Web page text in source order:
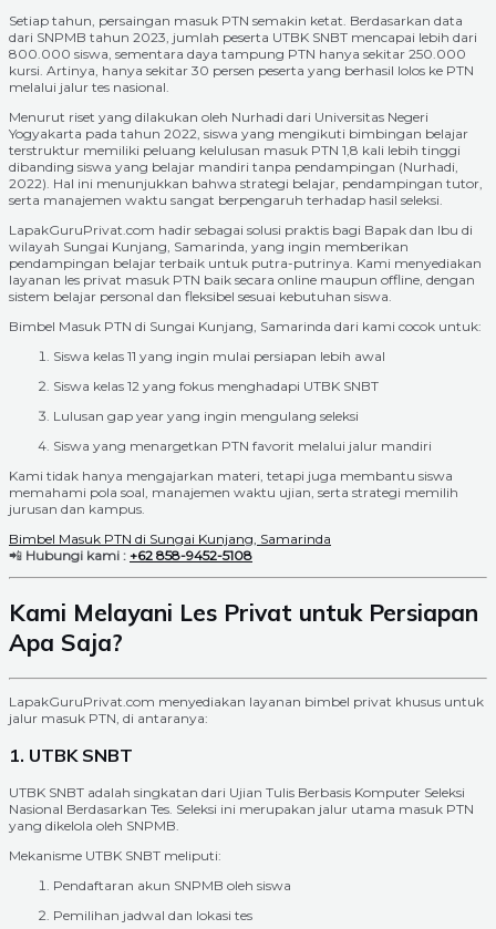
Setiap tahun, persaingan masuk PTN semakin ketat. Berdasarkan data
dari SNPMB tahun 2023, jumlah peserta UTBK SNBT mencapai lebih dari
800.000 siswa, sementara daya tampung PTN hanya sekitar 250.000
kursi. Artinya, hanya sekitar 30 persen peserta yang berhasil lolos ke PTN
melalui jalur tes nasional.
Menurut riset yang dilakukan oleh Nurhadi dari Universitas Negeri
Yogyakarta pada tahun 2022, siswa yang mengikuti bimbingan belajar
terstruktur memiliki peluang kelulusan masuk PTN 1,8 kali lebih tinggi
dibanding siswa yang belajar mandiri tanpa pendampingan (Nurhadi,
2022). Hal ini menunjukkan bahwa strategi belajar, pendampingan tutor,
serta manajemen waktu sangat berpengaruh terhadap hasil seleksi.
LapakGuruPrivat.com hadir sebagai solusi praktis bagi Bapak dan Ibu di
wilayah Sungai Kunjang, Samarinda, yang ingin memberikan
pendampingan belajar terbaik untuk putra-putrinya. Kami menyediakan
layanan les privat masuk PTN baik secara online maupun offline, dengan
sistem belajar personal dan fleksibel sesuai kebutuhan siswa.
Bimbel Masuk PTN di Sungai Kunjang, Samarinda dari kami cocok untuk:
Siswa kelas 11 yang ingin mulai persiapan lebih awal
Siswa kelas 12 yang fokus menghadapi UTBK SNBT
Lulusan gap year yang ingin mengulang seleksi
Siswa yang menargetkan PTN favorit melalui jalur mandiri
Kami tidak hanya mengajarkan materi, tetapi juga membantu siswa
memahami pola soal, manajemen waktu ujian, serta strategi memilih
jurusan dan kampus.
Bimbel Masuk PTN di Sungai Kunjang, Samarinda
📲 Hubungi kami : +62 858-9452-5108
Kami Melayani Les Privat untuk Persiapan
Apa Saja?
LapakGuruPrivat.com menyediakan layanan bimbel privat khusus untuk
jalur masuk PTN, di antaranya:
1. UTBK SNBT
UTBK SNBT adalah singkatan dari Ujian Tulis Berbasis Komputer Seleksi
Nasional Berdasarkan Tes. Seleksi ini merupakan jalur utama masuk PTN
yang dikelola oleh SNPMB.
Mekanisme UTBK SNBT meliputi:
Pendaftaran akun SNPMB oleh siswa
Pemilihan jadwal dan lokasi tes